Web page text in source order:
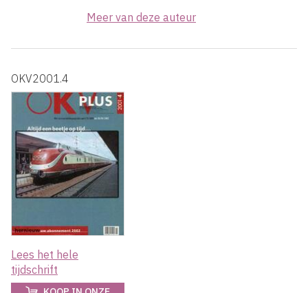
Meer van deze auteur
OKV2001.4
Lees het hele
tijdschrift